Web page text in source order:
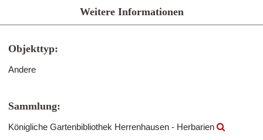
Weitere Informationen
Objekttyp:
Andere
Sammlung:
Königliche Gartenbibliothek Herrenhausen - Herbarien